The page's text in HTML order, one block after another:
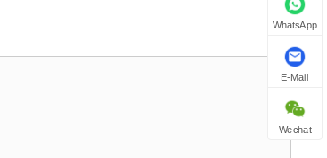
WhatsApp
E-Mail
Wechat